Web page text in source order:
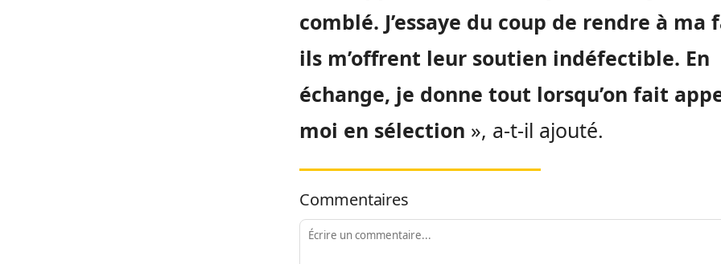
comblé. J’essaye du coup de rendre à ma
ils m’offrent leur soutien indéfectible. En
échange, je donne tout lorsqu’on fait
moi en sélection », a-t-il ajouté.
Commentaires